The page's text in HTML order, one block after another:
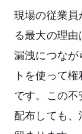
現場の従業
る最大の理
漏洩につなが
トを使って
です。この
配布しても、